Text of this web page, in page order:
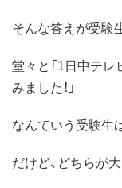
そんな答えが受験
堂々と「1日中テレ
みました！」
なんていう受験生
だけど、どちらが